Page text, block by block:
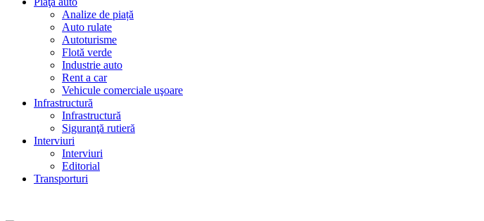
Analize de piață
Auto rulate
Autoturisme
Flotă verde
Industrie auto
Rent a car
Vehicule comerciale uşoare
Infrastructură
Infrastructură
Siguranţă rutieră
Interviuri
Interviuri
Editorial
Transporturi